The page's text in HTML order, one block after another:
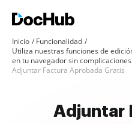
Inicio
Funcionalidad
Utiliza nuestras funciones de
en tu navegador sin complicaciones
Adjuntar Factura Aprobada Gratis
Adjuntar